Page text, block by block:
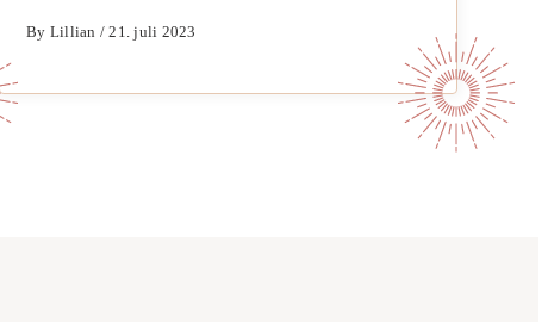
By Lillian / 21. juli 2023